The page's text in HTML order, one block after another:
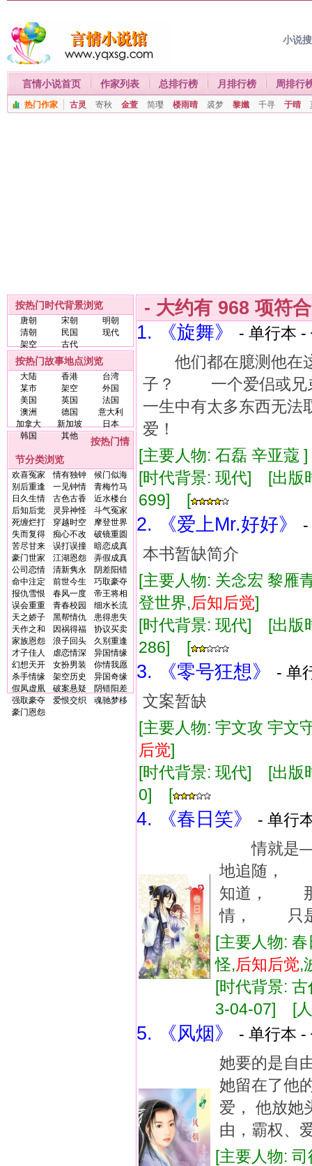
小说
言情小说首页 作家列表 总排行榜 月排行榜 周排行
热门作家 古灵 寄秋 金萱 简璎 楼雨晴 裘梦 黎孅 千寻 于晴
按热门时代背景浏览
唐朝 宋朝
明朝
清朝
民国
现代
架空
古代
按热门故事地点浏览
大陆 香港
台湾
某市
架空
外国
美国
英国
法国
澳洲
德国
意大利
加拿大
新加坡
日本
韩国
其他
按热门情
节分类浏览
欢喜冤家 情有独钟
候门似海
别后重逢
一见钟情
青梅竹马
日久生情
古色古香
近水楼台
后知后觉
灵异神怪
斗气冤家
死缠烂打
穿越时空
摩登世界
失而复得
痴心不改
破镜重圆
苦尽甘来
误打误撞
暗恋成真
豪门世家
江湖恩怨
弄假成真
公司恋情
清新隽永
阴差阳错
命中注定
前世今生
巧取豪夺
报仇雪恨
春风一度
帝王将相
误会重重
青春校园
细水长流
天之娇子
黑帮情仇
患得患失
天作之和
因祸得福
协议买卖
家族恩怨
浪子回头
久别重逢
才子佳人
虐恋情深
异国情缘
幻想天开
女扮男装
你情我愿
杀手情缘
架空历史
异国奇缘
假凤虚凰
破案悬疑
阴错阳差
强取豪夺
爱恨交织
魂驰梦移
豪门恩怨
- 大约有 968 项符
1. 《旋舞》
- 单行本
他们都在臆测他在
子？ 一个爱侣或兄
一生中有太多东西
爱！
[主要人物: 石磊 辛亚
[时代背景: 现代] [出
699] [
2. 《爱上Mr.好好》
本书暂缺简介
[主要人物: 关念宏 黎
登世界,后知后觉]
[时代背景: 现代] [出
286] [
3. 《零号狂想》
- 单
文案暂缺
[主要人物: 宇文攻 宇
后觉]
[时代背景: 现代] [出
0] [
4. 《春日笑》
- 单行
情就是
地追随，
知道， 那
情， 只是
[主要人物:
怪,后知后觉,
[时代背景:
3-04-07] [
5. 《风烟》
- 单行本
她要的是自
她留在了他
爱， 他放她
由，霸权
[主要人物: